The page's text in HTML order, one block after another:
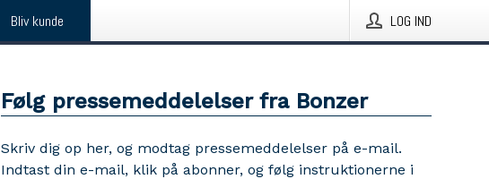
Bliv kunde LOG IND
Følg pressemeddelelser fra Bonzer
Skriv dig op her, og modtag pressemeddelelser på e-mail.
Indtast din e-mail, klik på abonner, og følg instruktionerne i